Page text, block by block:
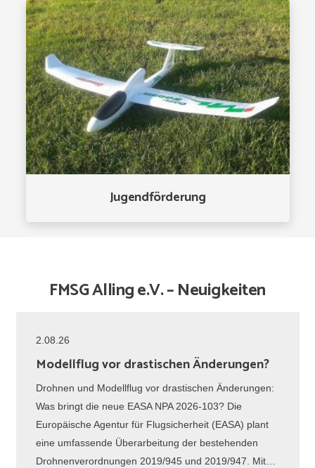
Jugendförderung
FMSG Alling e.V. – Neuigkeiten
2.08.26
Modellflug vor drastischen Änderungen?
Drohnen und Modellflug vor drastischen Änderungen:
Was bringt die neue EASA NPA 2026-103? Die
Europäische Agentur für Flugsicherheit (EASA) plant
eine umfassende Überarbeitung der bestehenden
Drohnenverordnungen 2019/945 und 2019/947. Mit…